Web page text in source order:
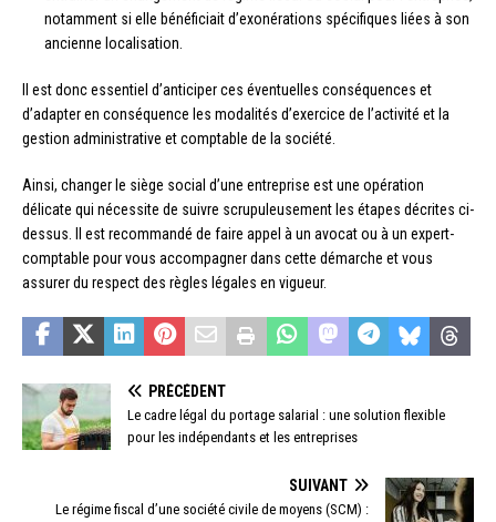
notamment si elle bénéficiait d’exonérations spécifiques liées à son
ancienne localisation.
Il est donc essentiel d’anticiper ces éventuelles conséquences et
d’adapter en conséquence les modalités d’exercice de l’activité et la
gestion administrative et comptable de la société.
Ainsi, changer le siège social d’une entreprise est une opération
délicate qui nécessite de suivre scrupuleusement les étapes décrites ci-
dessus. Il est recommandé de faire appel à un avocat ou à un expert-
comptable pour vous accompagner dans cette démarche et vous
assurer du respect des règles légales en vigueur.
PRÉCÉDENT
Le cadre légal du portage salarial : une solution flexible
pour les indépendants et les entreprises
SUIVANT
Le régime fiscal d’une société civile de moyens (SCM) :